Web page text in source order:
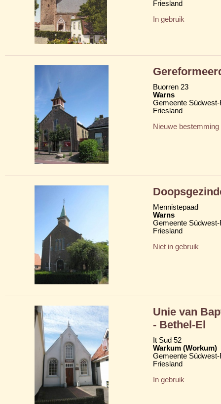
Friesland
In gebruik
Buorren 23
Warns
Gemeente
Friesland
Nieuwe bestemming
Mennistepaad
Warns
Gemeente
Friesland
Niet in gebruik
Unie van
- Bethel-El
It Sud 52
Warkum (Workum)
Gemeente
Friesland
In gebruik